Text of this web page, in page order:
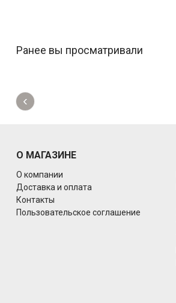
Ранее вы просматривали
‹
О МАГАЗИНЕ
О компании
Доставка и оплата
Контакты
Пользовательское соглашение